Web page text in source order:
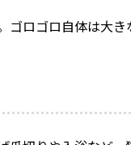
ゴロゴロ自体は大